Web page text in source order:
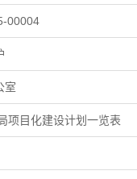
00004
室
项目化建设计划一览表